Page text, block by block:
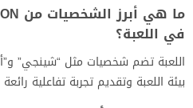
في اللعبة؟
بيئة اللعبة وتقديم تجربة تفاعلية